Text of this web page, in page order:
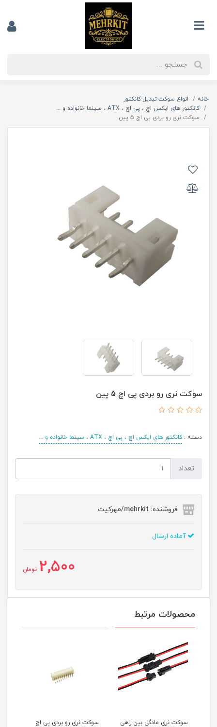
خانه
انواع سوکت-تبدیل-کانکتور
کانکتور های ایکس اچ ، پی اچ ، ATX ، سینما خانواده و ...
سوکت نری رو بردی پی اچ 5 پین
سوکت نری رو بردی پی اچ 5 پین
دسته :کانکتور های ایکس اچ ، پی اچ ، ATX ، سینما خانواده و ...
تعداد
فروشنده: mehrkit/مهرکیت
آماده ارسال
2,500 تومان
محصولات مرتبط
مادگی بین راهی
سوکت نری رو بردی پی اچ
سوکت نری رو بردی پی